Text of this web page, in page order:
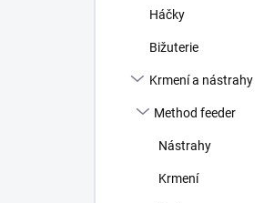
Háčky
Bižuterie
Krmení a nástrahy
Method feeder
Nástrahy
Krmení